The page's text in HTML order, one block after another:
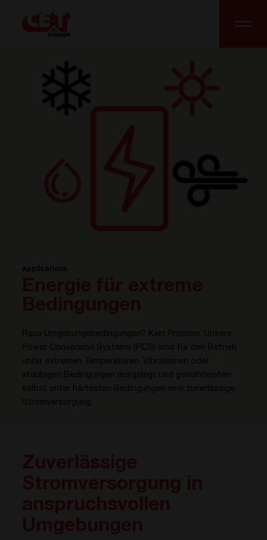
Applications
Raue Umgebungsbedingungen? Kein Problem. Unsere
Power Conversion Systems (PCS) sind für den Betrieb
unter extremen Temperaturen, Vibrationen oder
staubigen Bedingungen ausgelegt und gewährleisten
selbst unter härtesten Bedingungen eine zuverlässige
Stromversorgung.